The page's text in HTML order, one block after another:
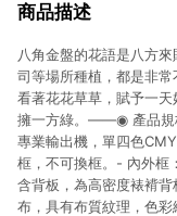
商品描述
八角金盤的花語是八方
司等場所種植，都是非常
看著花花草草，賦予一
擁一方綠。——◉ 產品規
專業輸出機，單四色
框，不可換框。- 內外框
含背板，為高密度裱褙
布，具有布質紋理，